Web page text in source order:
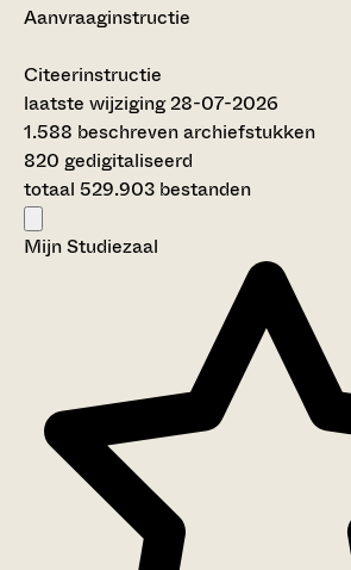
Aanvraaginstructie
Citeerinstructie
laatste wijziging 28-07-2026
1.588 beschreven archiefstukken
820 gedigitaliseerd
totaal 529.903 bestanden
Mijn Studiezaal